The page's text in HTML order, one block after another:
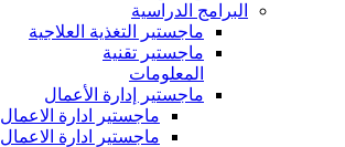
البرامج الدراسية
ماجستير التغذية العلاجية
ماجستير تقنية
المعلومات
ماجستير إدارة الأعمال
ماجستير ادارة الاعمال
ماجستير ادارة الاعمال